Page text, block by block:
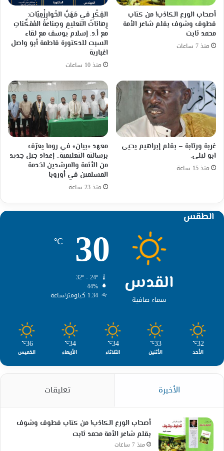
أصحاب الورع الكاذب! من كتاب
قطوف وشوف بقلم شاعر الأمة
محمد ثابت
منذ 7 ساعات
الفِكْرِ في مَهَبِّ الخَوارِزْمِيّات:
رِهاناتُ التعليمِ وصِناعةُ المُمَكِّناتِ
مع أ.د. إسلام يوسف مع لقاء
السبت للدكتورة فاطمة أبو واصل
اغبارية
منذ 10 ساعات
غربة ورتابة – بقلم إبراهيم يحيى
ابو ليلى.
منذ 15 ساعة
معهد «بيان» في روما يعرّف
برسالته التعليمية.. إعداد جيل جديد
من الأئمة والمرشدين لخدمة
المسلمين في أوروبا
منذ 23 ساعة
الطقس
القدس
سماء صافية
30
℃
44%
1.34 كيلومتر/ساعة
32
℃
الأحد
33
℃
الأثنين
34
℃
الثلاثاء
34
℃
الأربعاء
36
℃
الخميس
الأخيرة تعليقات
أصحاب الورع الكاذب! من كتاب قطوف وشوف
بقلم شاعر الأمة محمد ثابت
منذ 7 ساعات